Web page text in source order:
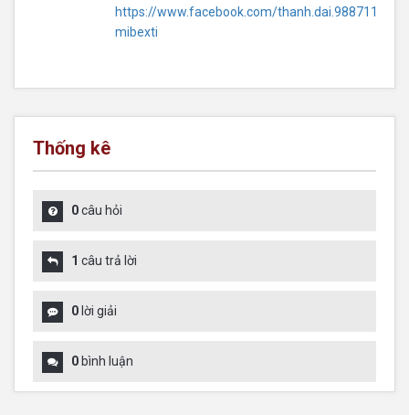
https://www.facebook.com/thanh.dai.9887117?
mibexti
Thống kê
0câu hỏi
1 câu trả lời
0 lời giải
0 bình luận